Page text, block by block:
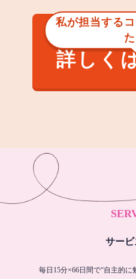
私が担当する
た
詳しく
サー
毎日15分×66日間で“自主的に